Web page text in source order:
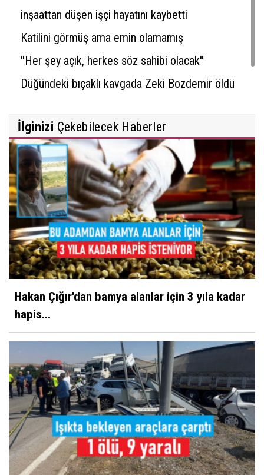
inşaattan düşen işçi hayatını kaybetti
Katilini görmüş ama emin olamamış
''Her şey açık, herkes söz sahibi olacak''
Düğündeki bıçaklı kavgada Zeki Bozdemir öldü
İlginizi Çekebilecek Haberler
Hakan Çığır'dan bamya alanlar için 3 yıla kadar
hapis...